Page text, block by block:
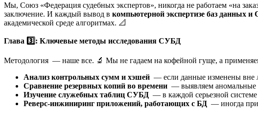
Мы, Союз «Федерация судебных экспертов», никогда не работаем «на
заключение. И каждый вывод в компьютерной экспертизе баз данных
академической среде алгоритмах. 📐
Глава 3️⃣: Ключевые методы исследования СУБД
Методология — наше все. 🔬 Мы не гадаем на кофейной гуще, а
Анализ контрольных сумм и хэшей — если данные изменены вне
Сравнение резервных копий во времени — выявляем
Изучение служебных таблиц СУБД — в каждой серьезной
Реверс-инжиниринг приложений, работающих с БД — иногда